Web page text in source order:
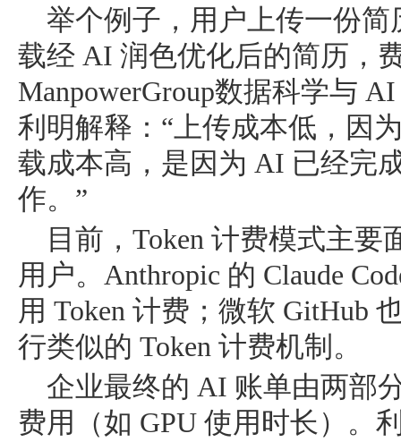
举个例子，用户上传一份
载经 AI 润色优化后的简历，
ManpowerGroup数据科学与
利明解释：“上传成本低，因
载成本高，是因为 AI 已经完
作。”
目前，Token 计费模式主
用户。Anthropic 的 Claude
用 Token 计费；微软 GitHub
行类似的 Token 计费机制。
企业最终的 AI 账单由两部
费用（如 GPU 使用时长）。